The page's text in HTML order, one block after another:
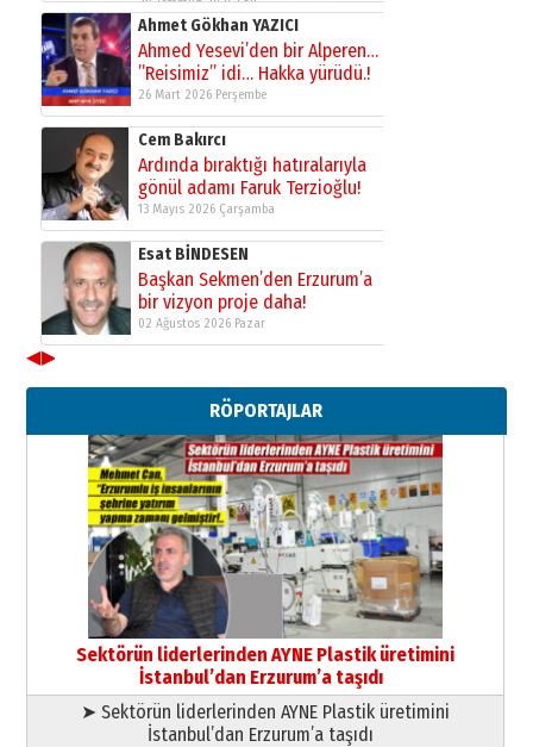
gönül adamı Faruk Terzioğlu!
13 Mayıs 2026 Çarşamba
Esat BİNDESEN
Başkan Sekmen’den Erzurum’a
bir vizyon proje daha!
02 Ağustos 2026 Pazar
Kadir SABUNCUOĞLU
Erzurumspor’un köşe taşları
29 Haziran 2026 Pazartesi
Kenan GÜLERCİ
Murat Şahsuvaroğlu ERKON’da
yönetimdekiler aşağı
çekmemeli!
Bir fotoğraf, bir şehir, bir
gazeteci… Dizginler kimin
elinde?
31 Mart 2026 Salı
A. Berhan Yılmaz
BİR BÖLÜM DEĞİL, BİR ÖMÜR
SEÇİYORSUNUZ… “NEDEN
ATATÜRK ÜNİVERSİTESİ?”
28 Temmuz 2026 Salı
Ahmet Gökhan YAZICI
Ahmed Yesevi’den bir Alperen…
”Reisimiz” idi… Hakka yürüdü.!
26 Mart 2026 Perşembe
◀▶
RÖPORTAJLAR
Sektörün liderlerinden AYNE Plastik üretimini
İstanbul’dan Erzurum’a taşıdı
➤ Sektörün liderlerinden AYNE Plastik üretimini
İstanbul’dan Erzurum’a taşıdı